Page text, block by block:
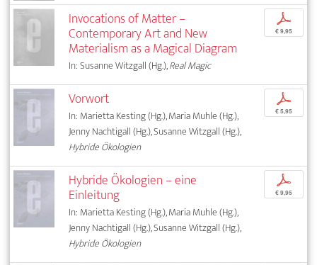
Invocations of Matter –
Contemporary Art and New
Materialism as a Magical Diagram
In: Susanne Witzgall (Hg.),Real Magic
p
€ 9,95
Vorwort
In: Marietta Kesting (Hg.), Maria Muhle (Hg.),
Jenny Nachtigall (Hg.), Susanne Witzgall (Hg.),
Hybride Ökologien
p
€ 5,95
Hybride Ökologien – eine
Einleitung
In: Marietta Kesting (Hg.), Maria Muhle (Hg.),
Jenny Nachtigall (Hg.), Susanne Witzgall (Hg.),
Hybride Ökologien
p
€ 9,95